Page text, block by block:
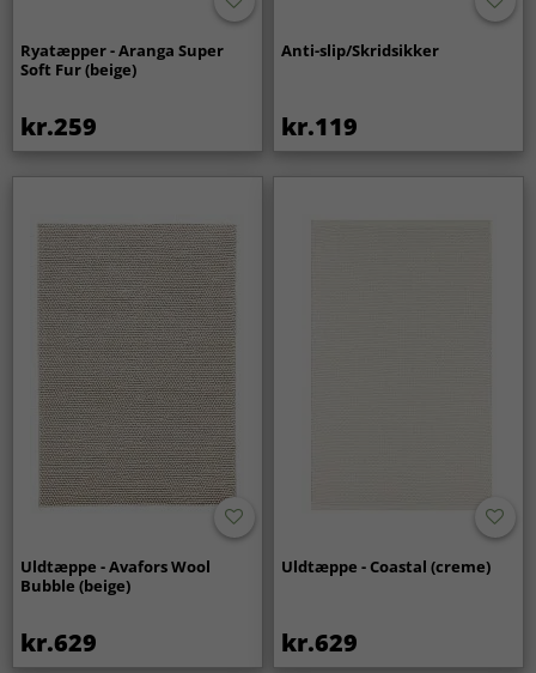
Ryatæpper - Aranga Super
Soft Fur (beige)
kr.259
Anti-slip/Skridsikker
kr.119
Uldtæppe - Avafors Wool
Bubble (beige)
kr.629
Uldtæppe - Coastal (creme)
kr.629